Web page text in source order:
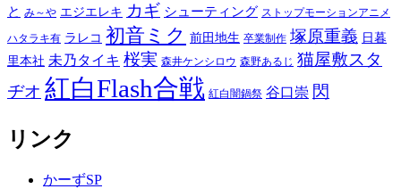
と み～や エジエレキ カギ シューティング ストップモーションアニメ
ハタラキ有 ラレコ 初音ミク 前田地生 卒業制作 塚原重義 日暮
里本社 未乃タイキ 桜実 森井ケンシロウ 森野あるじ 猫屋敷スタ
ヂオ 紅白Flash合戦 紅白闇鍋祭 谷口崇 閃
リンク
かーずSP